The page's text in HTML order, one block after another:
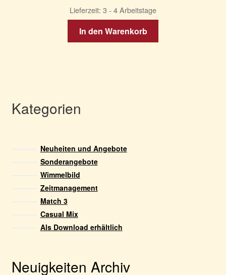
Lieferzeit: 3 - 4 Arbeitstage
In den Warenkorb
Kategorien
Neuheiten und Angebote
Sonderangebote
Wimmelbild
Zeitmanagement
Match 3
Casual Mix
Als Download erhältlich
Neuigkeiten Archiv